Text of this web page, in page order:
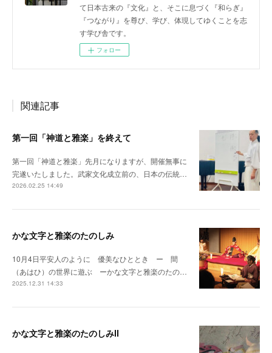
て日本古来の『文化』と、そこに息づく『和らぎ』
『つながり』を尊び、学び、体現してゆくことを志
す学び舎です。
フォロー
関連記事
第一回「神道と雅楽」を終えて
第一回「神道と雅楽」先月になりますが、開催無事に
完遂いたしました。武家文化成立前の、日本の伝統…
2026.02.25 14:49
かな文字と雅楽のたのしみ
10月4日平安人のように 優美なひととき ー 間
（あはひ）の世界に遊ぶ ーかな文字と雅楽のたの…
2025.12.31 14:33
かな文字と雅楽のたのしみⅡ